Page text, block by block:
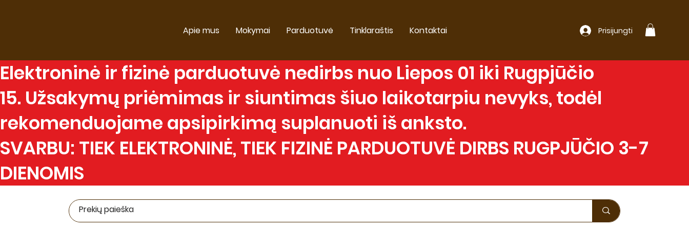
Prisijungti
Apie mus Mokymai Parduotuvė Tinklaraštis Kontaktai
Elektroninė ir fizinė parduotuvė nedirbs nuo Liepos 01 iki Rugpjūčio
15. Užsakymų priėmimas ir siuntimas šiuo laikotarpiu nevyks, todėl
rekomenduojame apsipirkimą suplanuoti iš anksto.
SVARBU: TIEK ELEKTRONINĖ, TIEK FIZINĖ PARDUOTUVĖ DIRBS RUGPJŪČIO 3-7
DIENOMIS